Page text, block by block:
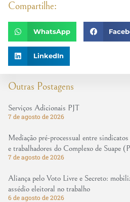
Outras Postagens
Serviços Adicionais PJT
7 de agosto de 2026
Mediação pré-processual entre
e trabalhadores do Complexo de Suape
7 de agosto de 2026
Aliança pelo Voto Livre e Secreto:
assédio eleitoral no trabalho
6 de agosto de 2026
Compartilhe:
WhatsApp
LinkedIn